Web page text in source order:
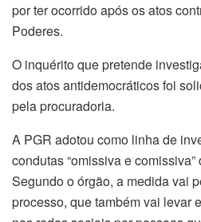
por ter ocorrido após os atos
Poderes.
O inquérito que pretende
dos atos antidemocráticos foi
pela procuradoria.
A PGR adotou como linha de
condutas “omissiva e
Segundo o órgão, a medida vai
processo, que também vai levar